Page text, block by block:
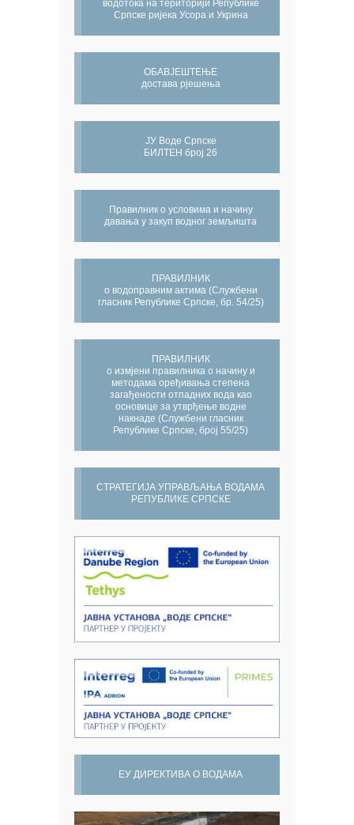
водотока на територији Републике
Српске ријека Усора и Укрина
ОБАВЈЕШТЕЊЕ
достава рјешења
ЈУ Воде Српске
БИЛТЕН број 26
Правилник о условима и начину
давања у закуп водног земљишта
ПРАВИЛНИК
о водоправним актима (Службени
гласник Републике Српске, бр. 54/25)
ПРАВИЛНИК
о измјени правилника о начину и
методама оређивања степена
загађености отпадних вода као
основице за утврђење водне
накнаде (Службени гласник
Републике Српске, број 55/25)
СТРАТЕГИЈА УПРАВЉАЊА ВОДАМА
РЕПУБЛИКЕ СРПСКЕ
ЕУ ДИРЕКТИВА О ВОДАМА